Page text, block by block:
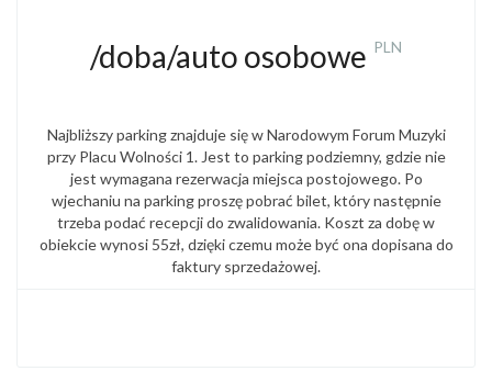
/doba/auto osobowe PLN
Najbliższy parking znajduje się w Narodowym Forum Muzyki
przy Placu Wolności 1. Jest to parking podziemny, gdzie nie
jest wymagana rezerwacja miejsca postojowego. Po
wjechaniu na parking proszę pobrać bilet, który następnie
trzeba podać recepcji do zwalidowania. Koszt za dobę w
obiekcie wynosi 55zł, dzięki czemu może być ona dopisana do
faktury sprzedażowej.